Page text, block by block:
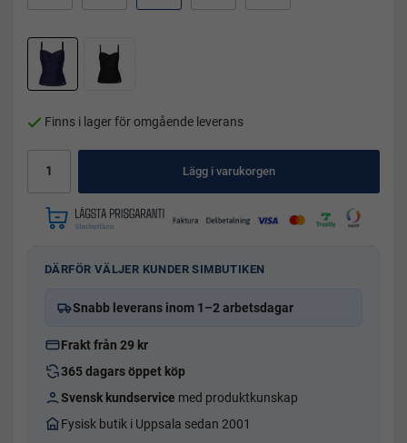
Finns i lager för omgående leverans
Lägg i varukorgen
DÄRFÖR VÄLJER KUNDER SIMBUTIKEN
Snabb leverans inom 1–2 arbetsdagar
Frakt från 29 kr
365 dagars öppet köp
Svensk kundservice med produktkunskap
Fysisk butik i Uppsala sedan 2001